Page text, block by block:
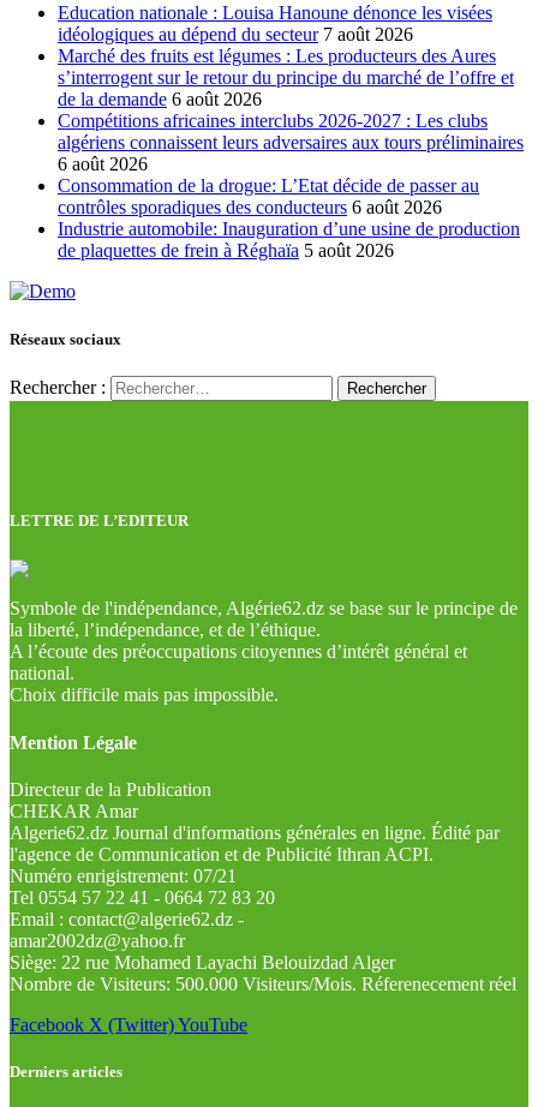
Education nationale : Louisa Hanoune dénonce les visées
idéologiques au dépend du secteur 7 août 2026
Marché des fruits est légumes : Les producteurs des Aures
s’interrogent sur le retour du principe du marché de l’offre et
de la demande 6 août 2026
Compétitions africaines interclubs 2026-2027 : Les clubs
algériens connaissent leurs adversaires aux tours préliminaires
6 août 2026
Consommation de la drogue: L’Etat décide de passer au
contrôles sporadiques des conducteurs 6 août 2026
Industrie automobile: Inauguration d’une usine de production
de plaquettes de frein à Réghaïa 5 août 2026
Réseaux sociaux
Rechercher :
LETTRE DE L’EDITEUR
Symbole de l'indépendance, Algérie62.dz se base sur le principe de
la liberté, l’indépendance, et de l’éthique.
A l’écoute des préoccupations citoyennes d’intérêt général et
national.
Choix difficile mais pas impossible.
Mention Légale
Directeur de la Publication
CHEKAR Amar
Algerie62.dz Journal d'informations générales en ligne. Édité par
l'agence de Communication et de Publicité Ithran ACPI.
Numéro enrigistrement: 07/21
Tel 0554 57 22 41 - 0664 72 83 20
Email : contact@algerie62.dz -
amar2002dz@yahoo.fr
Siège: 22 rue Mohamed Layachi Belouizdad Alger
Nombre de Visiteurs: 500.000 Visiteurs/Mois. Réferenecement réel
Facebook X (Twitter)YouTube
Derniers articles